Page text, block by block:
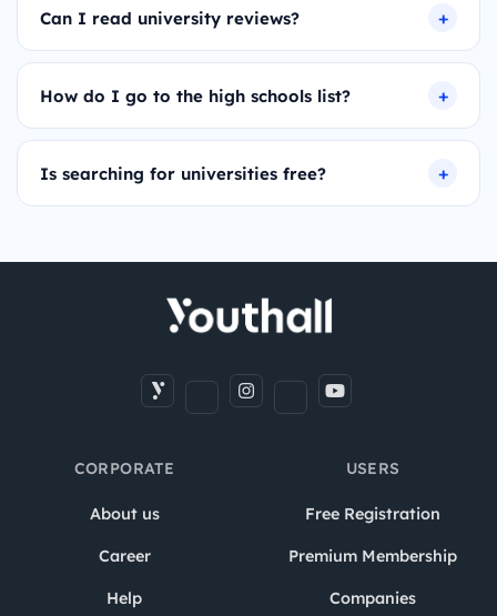
Can I read university reviews?
How do I go to the high schools list?
Is searching for universities free?
CORPORATE
About us
Career
Help
USERS
Free Registration
Premium Membership
Companies